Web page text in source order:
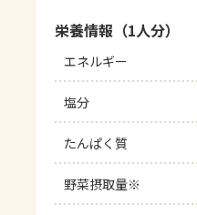
栄養情報（1人分）
エネルギー
塩分
たんぱく質
野菜摂取量※